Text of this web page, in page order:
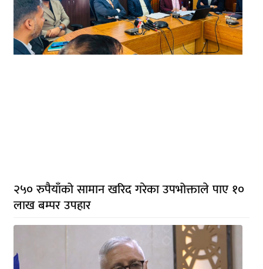
२५० रुपैयाँको सामान खरिद गरेका उपभोक्ताले पाए १०
लाख बम्पर उपहार